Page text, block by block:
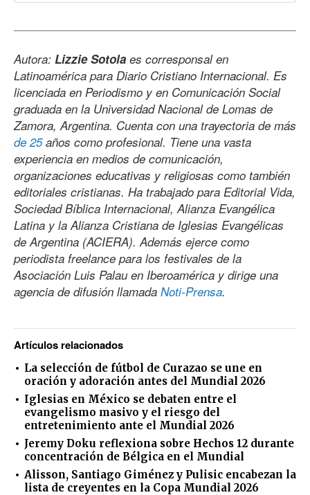
Autora: Lizzie Sotola es corresponsal en
Latinoamérica para Diario Cristiano Internacional. Es
licenciada en Periodismo y en Comunicación Social
graduada en la Universidad Nacional de Lomas de
Zamora, Argentina. Cuenta con una trayectoria de más
de 25años como profesional. Tiene una vasta
experiencia en medios de comunicación,
organizaciones educativas y religiosas como también
editoriales cristianas. Ha trabajado para Editorial Vida,
Sociedad Bíblica Internacional, Alianza Evangélica
Latina y la Alianza Cristiana de Iglesias Evangélicas
de Argentina (ACIERA). Además ejerce como
periodista freelance para los festivales de la
Asociación Luis Palau en Iberoamérica y dirige una
agencia de difusión llamada Noti-Prensa.
Artículos relacionados
La selección de fútbol de Curazao se une en
oración y adoración antes del Mundial 2026
Iglesias en México se debaten entre el
evangelismo masivo y el riesgo del
entretenimiento ante el Mundial 2026
Jeremy Doku reflexiona sobre Hechos 12 durante
concentración de Bélgica en el Mundial
Alisson, Santiago Giménez y Pulisic encabezan la
lista de creyentes en la Copa Mundial 2026